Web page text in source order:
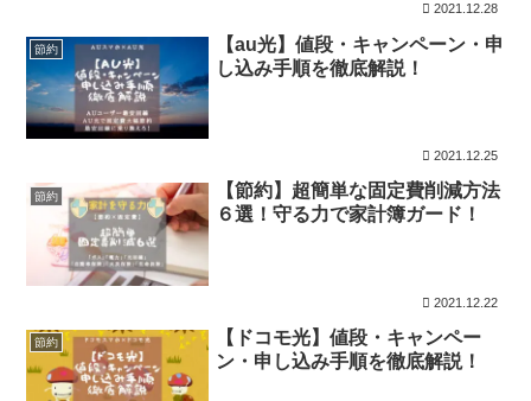
2021.12.28
節約
【au光】値段・キャンペーン・申
し込み手順を徹底解説！
2021.12.25
節約
【節約】超簡単な固定費削減方法
６選！守る力で家計簿ガード！
2021.12.22
節約
【ドコモ光】値段・キャンペー
ン・申し込み手順を徹底解説！